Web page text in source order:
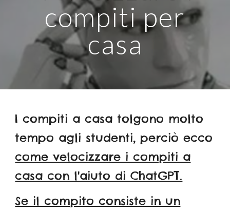
compiti per
casa
I compiti a casa tolgono molto
tempo agli studenti, perciò ecco
come velocizzare i compiti a
casa con l'aiuto di ChatGPT.
Se il compito consiste in un